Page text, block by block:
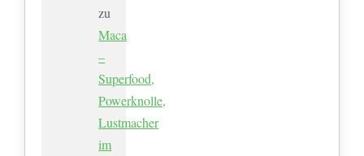
zu
Maca
–
Superfood,
Powerknolle,
Lustmacher
im